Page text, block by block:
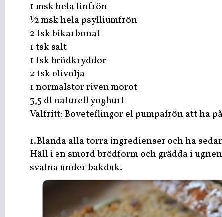
1 msk hela linfrön
½ msk hela psylliumfrön
2 tsk bikarbonat
1 tsk salt
1 tsk brödkryddor
2 tsk olivolja
1 normalstor riven morot
3,5 dl naturell yoghurt
Valfritt: Boveteflingor el pumpafrön att ha
1.Blanda alla torra ingredienser och ha
Häll i en smord brödform och grädda i
svalna under bakduk.